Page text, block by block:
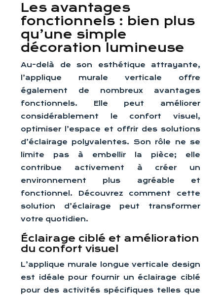
Les avantages
fonctionnels : bien plus
qu’une simple
décoration lumineuse
Au-delà de son esthétique attrayante,
l’applique murale verticale offre
également de nombreux avantages
fonctionnels. Elle peut améliorer
considérablement le confort visuel,
optimiser l’espace et offrir des solutions
d’éclairage polyvalentes. Son rôle ne se
limite pas à embellir la pièce; elle
contribue activement à créer un
environnement plus agréable et
fonctionnel. Découvrez comment cette
solution d’éclairage peut transformer
votre quotidien.
Éclairage ciblé et amélioration
du confort visuel
L’applique murale longue verticale design
est idéale pour fournir un éclairage ciblé
pour des activités spécifiques telles que